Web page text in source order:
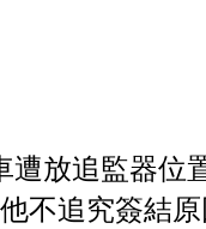
遭放追監器
不追究簽結